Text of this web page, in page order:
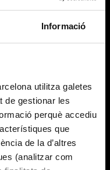
Informació
utilitza galetes
de gestionar les
perquè accediu
que
de la d’altres
(analitzar com